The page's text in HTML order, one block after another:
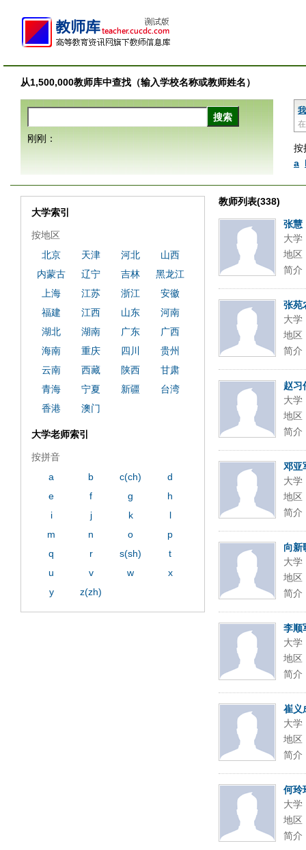
从1,500,000教师库中查找（输入学校名称或教师姓名）
按
a
刚刚：
教师列表(338)
张慧
大学
地区
简介
张苑
大学
地区
简介
赵习
大学
地区
简介
邓亚
大学
地区
简介
向新
大学
地区
简介
李顺
大学
地区
简介
崔义
大学
地区
简介
何玲
大学
地区
简介
大学索引
按地区
北京
天津 河北
山西
内蒙古
辽宁 吉林
黑龙江
上海
江苏 浙江
安徽
福建
江西 山东
河南
湖北
湖南 广东
广西
海南
重庆 四川
贵州
云南
西藏 陕西
甘肃
青海
宁夏 新疆
台湾
香港
澳门
大学老师索引
按拼音
a
b c(ch)
d
e
f g
h
i
j k
l
m
n o
p
q
r s(sh)
t
u
v w
x
y
z(zh)